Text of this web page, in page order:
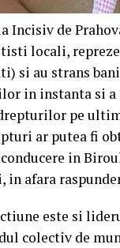
Incisiv de
locali,
si au strans
in instanta si
pe
ar putea fi
in
afara
este si
colectiv de